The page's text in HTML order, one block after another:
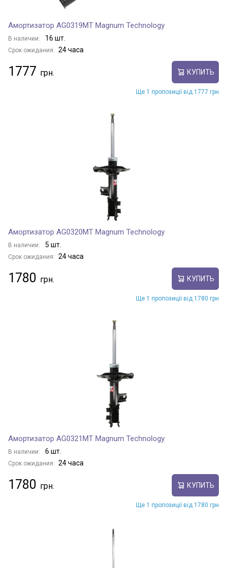
Амортизатор AG0319MT Magnum Technology
В наличии: 16 шт.
Срок ожидания: 24 часа
1777 КУПИТЬ
Ще 1 пропозиції від 1777 грн
Амортизатор AG0320MT Magnum Technology
В наличии: 5 шт.
Срок ожидания: 24 часа
1780 КУПИТЬ
Ще 1 пропозиції від 1780 грн
Амортизатор AG0321MT Magnum Technology
В наличии: 6 шт.
Срок ожидания: 24 часа
1780 КУПИТЬ
Ще 1 пропозиції від 1780 грн